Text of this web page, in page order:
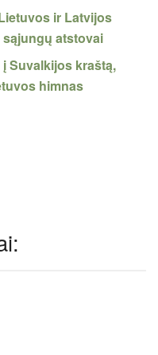
ir Latvijos
atstovai
Suvalkijos kraštą,
himnas